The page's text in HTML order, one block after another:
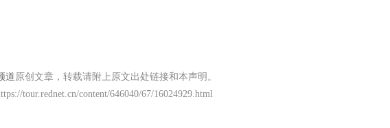
道 原创文章，转载请附上原文出处链接和本声明。
tour.rednet.cn/content/646040/67/16024929.html